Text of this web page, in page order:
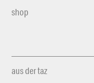
shop
aus der taz